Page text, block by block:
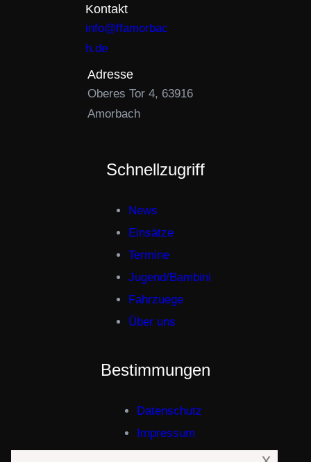
Kontakt
info@ffamorbac
h.de
Adresse
Oberes Tor 4, 63916
Amorbach
Schnellzugriff
News
Einsätze
Termine
Jugend/Bambini
Fahrzuege
Über uns
Bestimmungen
Datenschutz
Impressum